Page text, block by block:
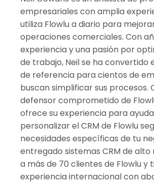
empresariales con amplia
utiliza Flowlu a diario para
operaciones comerciales. Con
experiencia y una pasión por
de trabajo, Neil se ha convertido
de referencia para cientos de
buscan simplificar sus procesos.
defensor comprometido de
ofrece su experiencia para
personalizar el CRM de Flowlu
necesidades específicas de tu
entregado sistemas CRM de
a más de 70 clientes de Flowlu y
experiencia internacional con